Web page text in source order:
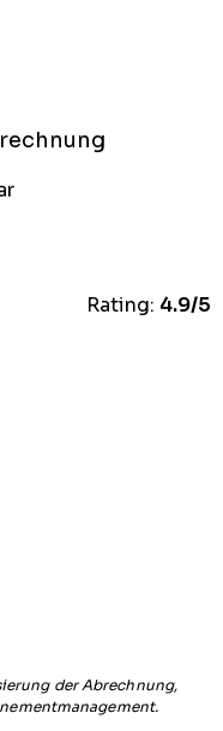
Rating: 4.9/5
der Abrechnung,